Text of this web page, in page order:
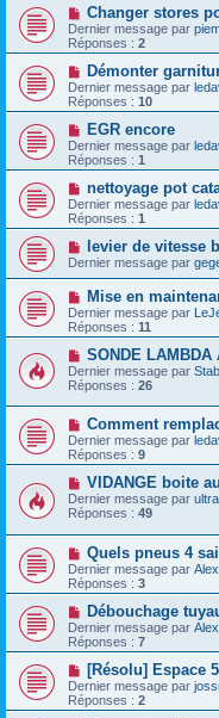
Changer stores
Dernier message par
Réponses : 2
Démonter
Dernier message par
Réponses : 10
EGR encore
Dernier message par
Réponses : 1
nettoyage pot
Dernier message par
Réponses : 1
levier de vitesse
Dernier message par
Mise en
Dernier message par
Réponses : 11
SONDE LAMBDA
Dernier message par Stab
Réponses : 26
Comment
Dernier message par
Réponses : 9
VIDANGE boite
Dernier message par
Réponses : 49
Quels pneus 4
Dernier message par
Réponses : 3
Débouchage
Dernier message par
Réponses : 7
[Résolu] Espace
Dernier message par
Réponses : 2